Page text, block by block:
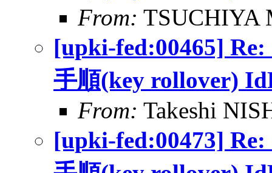
From: TSUCHIYA
[upki-fed:00465]
手順(key rollover)
From: Takeshi
[upki-fed:00473]